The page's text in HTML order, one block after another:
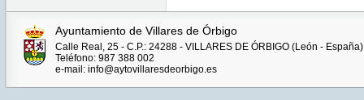
Ayuntamiento de Villares de Órbigo
Calle Real, 25 - C.P.: 24288 - VILLARES DE ÓRBIGO (León - España)
Teléfono: 987 388 002
e-mail: info@aytovillaresdeorbigo.es